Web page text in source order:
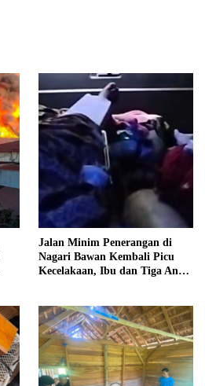
Jalan Minim Penerangan di
Nagari Bawan Kembali Picu
Kecelakaan, Ibu dan Tiga Anak